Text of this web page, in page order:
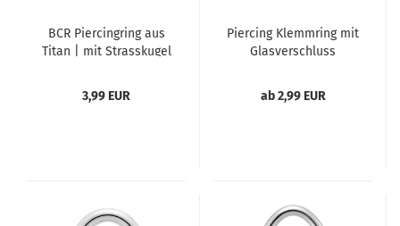
BCR Piercingring aus
Titan | mit Strasskugel
3,99 EUR
Piercing Klemmring mit
Glasverschluss
ab 2,99 EUR